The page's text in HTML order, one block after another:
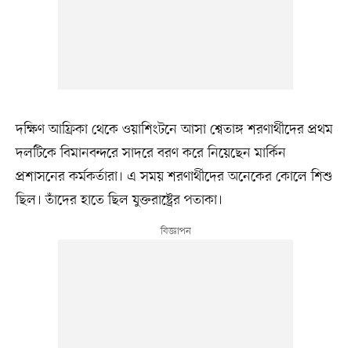
দক্ষিণ আফ্রিকা থেকে ওয়াশিংটনে আসা শ্বেতাঙ্গ শরণার্থীদের প্রথম
দলটিকে বিমানবন্দরে সাদরে বরণ করে নিয়েছেন মার্কিন
প্রশাসনের কর্মকর্তারা। এ সময় শরণার্থীদের অনেকের কোলে শিশু
ছিল। তাঁদের হাতে ছিল যুক্তরাষ্ট্রের পতাকা।